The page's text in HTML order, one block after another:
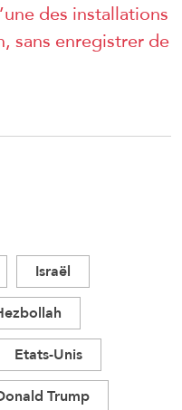
des installations
sans enregistrer de
Israël
Etats-Unis
Trump